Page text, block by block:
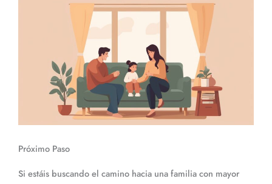
Próximo Paso
Si estáis buscando el camino hacia una familia con mayor